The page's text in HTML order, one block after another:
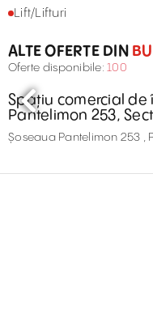
Lift/Lifturi
ALTE OFERTE DIN
Oferte disponibile: 100
Spațiu comercial
Pantelimon 253,
Șoseaua Pantelimon 253 ,